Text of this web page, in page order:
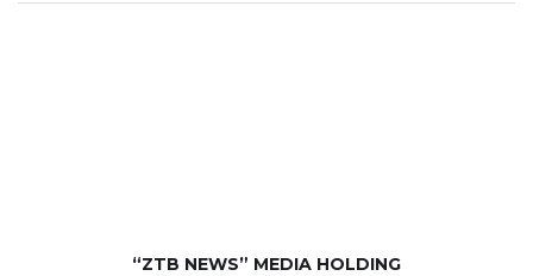
“ZTB NEWS” MEDIA HOLDING